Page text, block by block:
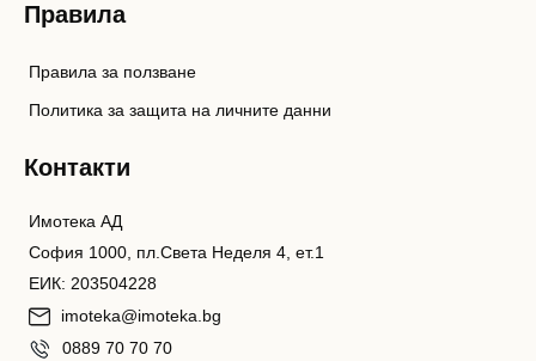
Правила
Правила за ползване
Политика за защита на личните данни
Контакти
Имотека АД
София 1000, пл.Света Неделя 4, ет.1
ЕИК: 203504228
imoteka@imoteka.bg
0889 70 70 70